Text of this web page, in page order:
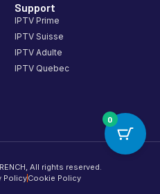
Support
IPTV Prime
IPTV Suisse
IPTV Adulte
IPTV Quebec
All rights reserved.
PolicyCookie Policy
0